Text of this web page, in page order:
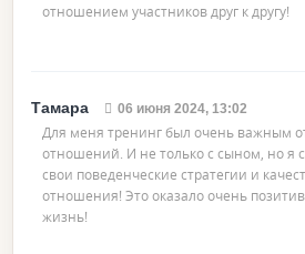
отношением участников друг к другу!
Тамара 06 июня 2024, 13:02
Для меня тренинг был очень важным
отношений. И не только с сыном, но я
свои поведенческие стратегии и
отношения! Это оказало очень
жизнь!